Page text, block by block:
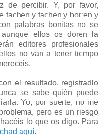
de percibir. Y, por favor,
tachen y tachen y borren y
palabras bonitas no se
ellos os doren la
editores profesionales
no van a tener tiempo
el resultado, registradlo
se sabe quién puede
Yo, por suerte, no me
pero es un riesgo
lo que os digo. Para
aquí.